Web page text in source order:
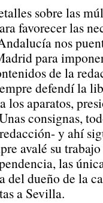
sobre las
favorecer las
nos
para
de la
defendí la
los aparatos,
consignas,
y ahí
avalé su
las
del dueño de la
a Sevilla.